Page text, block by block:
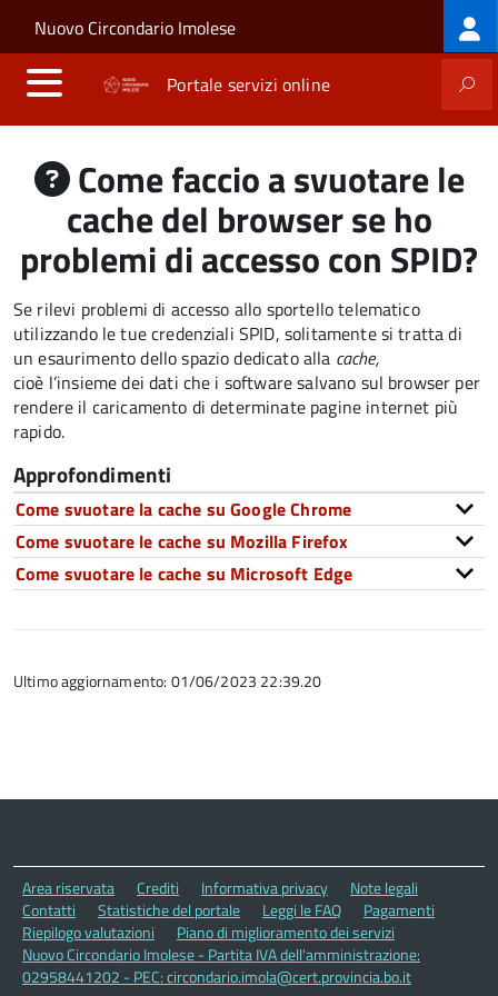
Salta al contenuto principale
Skip to site navigation
Nuovo Circondario Imolese
Portale servizi online
Come faccio a svuotare le
cache del browser se ho
problemi di accesso con SPID?
Se rilevi problemi di accesso allo sportello telematico
utilizzando le tue credenziali SPID, solitamente si tratta di
un esaurimento dello spazio dedicato alla cache,
cioè l’insieme dei dati che i software salvano sul browser per
rendere il caricamento di determinate pagine internet più
rapido.
Approfondimenti
Come svuotare la cache su Google Chrome
Come svuotare le cache su Mozilla Firefox
Come svuotare le cache su Microsoft Edge
Ultimo aggiornamento: 01/06/2023 22:39.20
Area riservata Crediti Informativa privacy
Note legali
Contatti
Statistiche del portale Leggi le FAQ
Pagamenti
Riepilogo valutazioni
Piano di miglioramento dei servizi
Nuovo Circondario Imolese - Partita IVA dell'amministrazione:
02958441202 - PEC: circondario.imola@cert.provincia.bo.it